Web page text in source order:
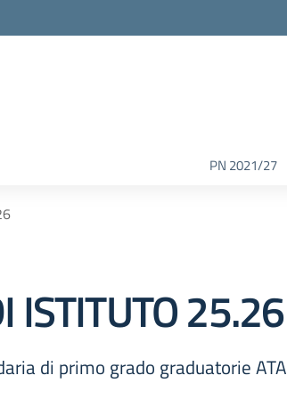
PN 2021/27
ISTITUTO 25.26
di primo grado graduatorie ATA